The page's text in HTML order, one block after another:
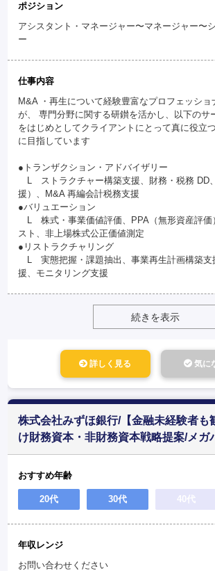
ポジション
アシスタント・マネージャー〜マネージャー〜
ー
仕事内容
M&A ・再生について経験豊富なプロフェッショ
が、 専門分野に関する研鑚を活かし、以下のサ
をはじめとしてクライアントにとって真に役立
に目指しています
●トランザクション・アドバイザリー
L ストラクチャー構築支援、財務・税務 DD
援）、M&A 再編会計税務支援
●バリュエーション
L 株式・事業価値評価、PPA（無形資産評価
スト、非上場株式公正価値測定
●リストラクチャリング
L 実態把握・課題抽出、事業再生計画構築支
援、モニタリング支援
続きを表示
詳しく見る 気に
株式会社みずほ銀行/【金融未経験者も
け財務資本・非財務資本戦略提案/メガ
おすすめ年齢
20代 30代 40代
年収レンジ
お問い合わせください